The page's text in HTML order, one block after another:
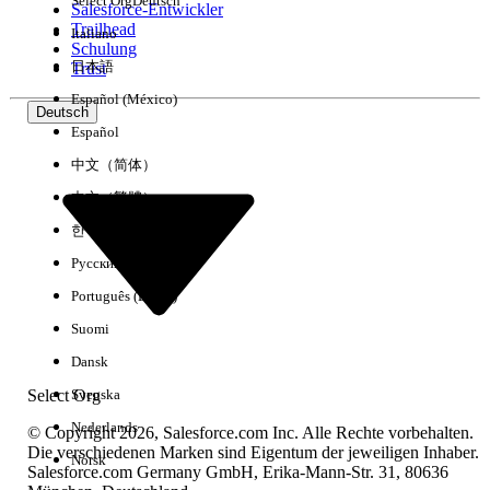
Erfahrung
Keine Ergebnisse
Salesforce-Entwickler
Trailhead
Schulung
Trust
Deutsch
Select Org
Italiano
日本語
Español (México)
Español
中文（简体）
中文（繁體）
한국어
Русский
Português (Brasil)
Suomi
Dansk
Svenska
Nederlands
Norsk
© Copyright 2026, Salesforce.com Inc. Alle Rechte vorbehalten.
Die verschiedenen Marken sind Eigentum der jeweiligen Inhaber.
Salesforce.com Germany GmbH, Erika-Mann-Str. 31, 80636